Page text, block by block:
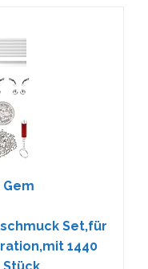
Set,für
1440